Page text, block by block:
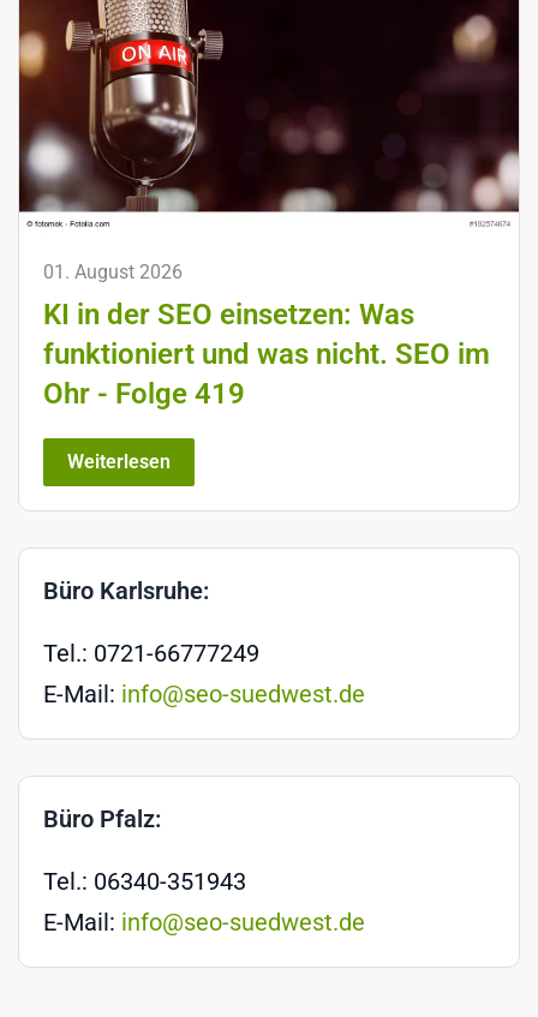
01. August 2026
KI in der SEO einsetzen: Was
funktioniert und was nicht. SEO im
Ohr - Folge 419
Weiterlesen
Büro Karlsruhe:
Tel.: 0721-66777249
E-Mail: info@seo-suedwest.de
Büro Pfalz:
Tel.: 06340-351943
E-Mail: info@seo-suedwest.de